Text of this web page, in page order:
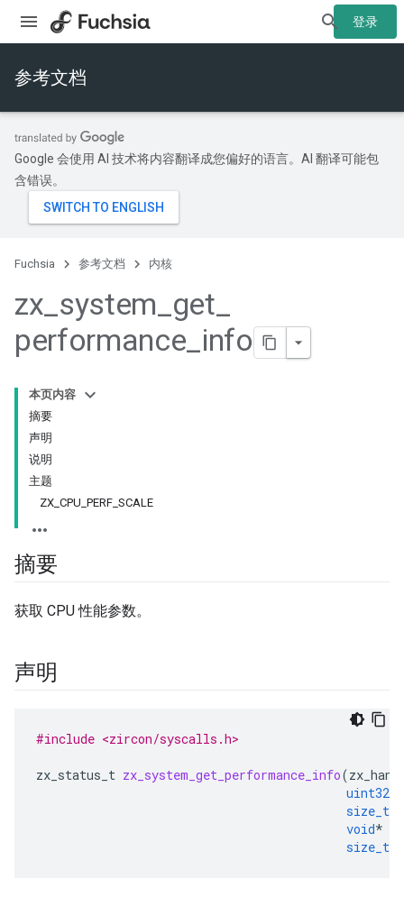
登录
参考文档
Google 会使用 AI 技术将内容翻译成您偏好的语言。AI 翻译可能包
含错误。
Fuchsia 参考文档 内核
zx_system_get_
performance_info
本页内容
摘要
声明
说明
主题
ZX_CPU_PERF_SCALE
摘要
获取 CPU 性能参数。
声明
#include <zircon/syscalls.h>
zx_status_t zx_system_get_performance_info(
uint32_t
size_t
void*
size_t